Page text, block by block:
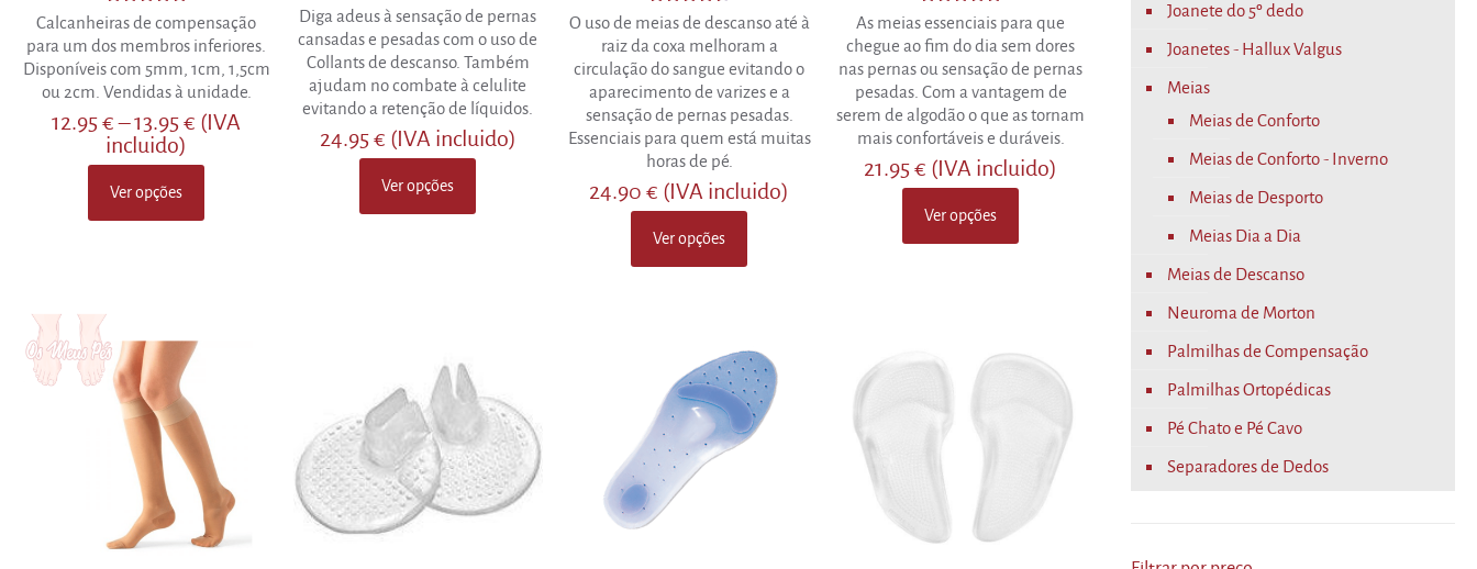
Avaliação
4.80
de 5
Calcanheiras de compensação
para um dos membros inferiores.
Disponíveis com 5mm, 1cm, 1,5cm
ou 2cm. Vendidas à unidade.
12.95€ –13.95€ Price
12.95 €
13.95 €
(IVA
incluido)
Ver opções
This
product
The
options
may
be
chosen
product
Avaliação
4.57
de 5
Diga adeus à sensação de pernas
cansadas e pesadas com o uso de
Collants de descanso. Também
ajudam no combate à celulite
evitando a retenção de líquidos.
24.95€ (IVA incluido)
Ver opções
This
product
chosen
on
the
product
page
Avaliação
4.50
de 5
O uso de meias de descanso até à
raiz da coxa melhoram a
circulação do sangue evitando o
aparecimento de varizes e a
sensação de pernas pesadas.
Essenciais para quem está muitas
horas de pé.
24.90€ (IVA incluido)
Ver opções
This
product
options
may
be
chosen
on
the
product
Avaliação
4.88
de 5
As meias essenciais para que
chegue ao fim do dia sem dores
nas pernas ou sensação de pernas
pesadas. Com a vantagem de
serem de algodão o que as tornam
mais confortáveis e duráveis.
21.95€ (IVA incluido)
Ver opções
This
product
options
page
Joanete do 5º dedo
Joanetes - Hallux Valgus
Meias
Meias de Conforto
Meias de Conforto - Inverno
Meias de Desporto
Meias Dia a Dia
Meias de Descanso
Neuroma de Morton
Palmilhas de Compensação
Palmilhas Ortopédicas
Pé Chato e Pé Cavo
Separadores de Dedos